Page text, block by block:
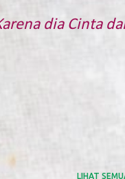
dia Cinta
LIHAT